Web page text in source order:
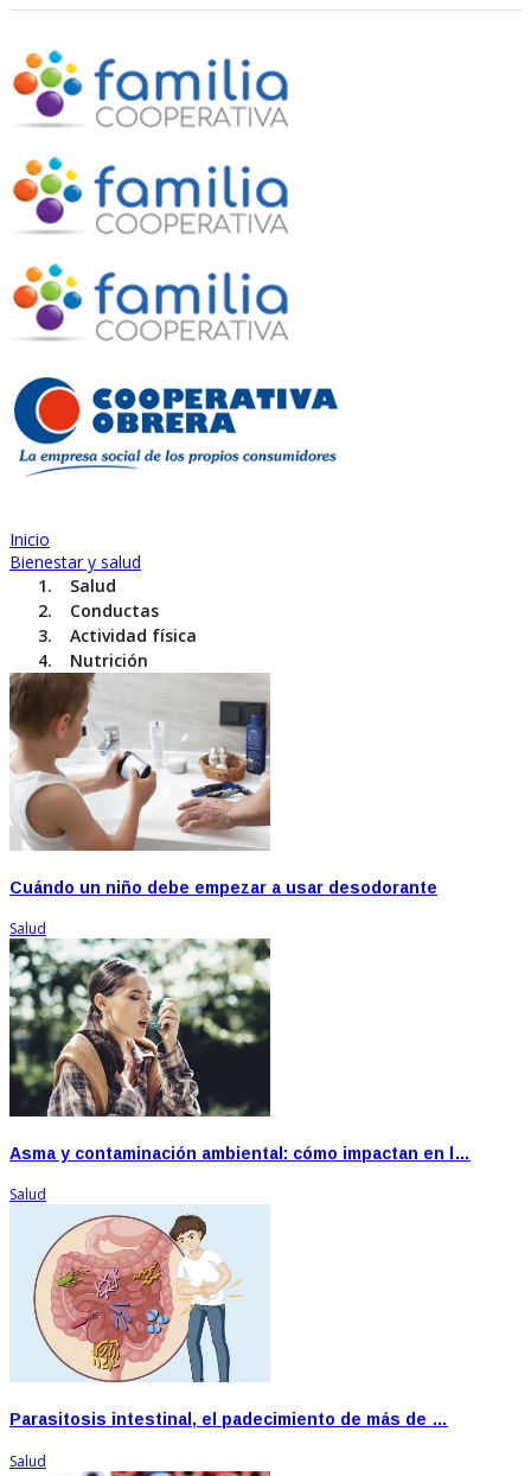
Inicio
Bienestar y salud
Salud
Conductas
Actividad física
Nutrición
Cuándo un niño debe empezar a usar desodorante
Salud
Asma y contaminación ambiental: cómo impactan en l…
Salud
Parasitosis intestinal, el padecimiento de más de …
Salud